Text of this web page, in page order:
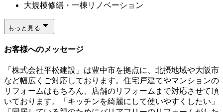
大規模修繕・一棟リノベーション
もっと見る
お客様へのメッセージ
「株式会社平松建設」は豊中市を拠点に、北摂地域や大阪市
など幅広くご対応しております。住宅戸建てやマンションの
リフォームはもちろん、店舗のリフォームまで対応させて頂
いております。「キッチンを綺麗にして使いやすくしたい」